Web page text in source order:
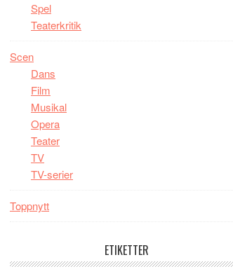
Spel
Teaterkritik
Scen
Dans
Film
Musikal
Opera
Teater
TV
TV-serier
Toppnytt
ETIKETTER